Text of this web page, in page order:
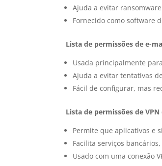
Ajuda a evitar
Fornecido como software
Lista de permissões de e-
Usada principalmente
Ajuda a evitar tentativas
Fácil de configurar, mas
Lista de permissões de
Permite que aplicativos e
Facilita serviços
Usado com uma conexão